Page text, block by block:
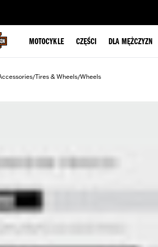
MOTOCYKLE CZĘŚCI DLA MĘŻCZYZN
/Tires & Wheels/Wheels